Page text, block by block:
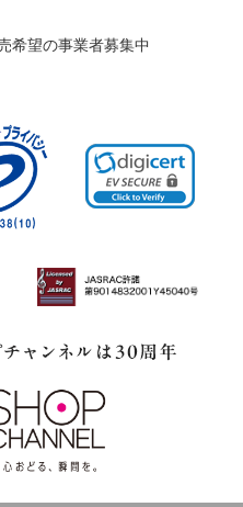
希望の事業者募集中